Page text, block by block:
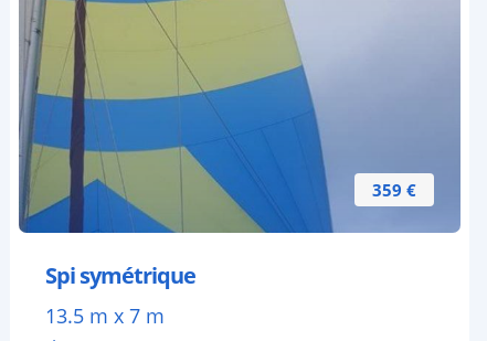
359 €
Spi symétrique
13.5 m x 7 m